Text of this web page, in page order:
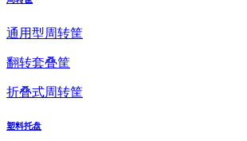
通用型周转筐
翻转套叠筐
折叠式周转筐
塑料托盘